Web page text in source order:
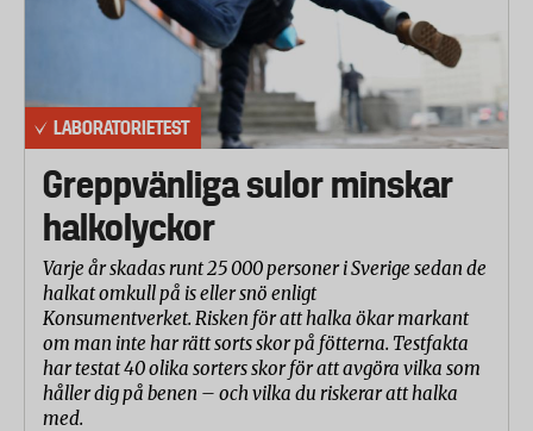
LABORATORIETEST
Greppvänliga sulor minskar
halkolyckor
Varje år skadas runt 25 000 personer i Sverige sedan de
halkat omkull på is eller snö enligt
Konsumentverket. Risken för att halka ökar markant
om man inte har rätt sorts skor på fötterna. Testfakta
har testat 40 olika sorters skor för att avgöra vilka som
håller dig på benen – och vilka du riskerar att halka
med.